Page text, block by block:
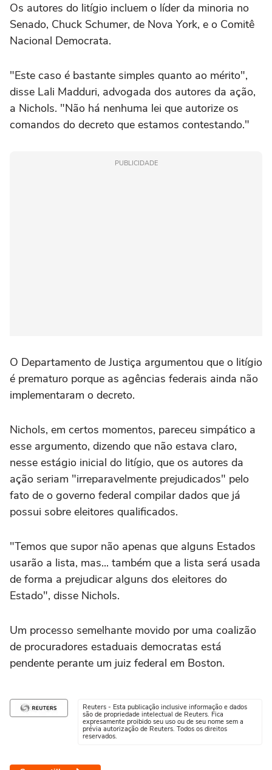
Os autores do litígio incluem o líder da minoria no
Senado, Chuck Schumer, de Nova York, e o Comitê
Nacional Democrata.
"Este caso é bastante simples ‌quanto ao mérito",
disse Lali Madduri, advogada dos autores da ação,
a Nichols. "Não há nenhuma lei que autorize os
comandos do decreto que ⁠estamos contestando."
PUBLICIDADE
O Departamento de Justiça argumentou que o litígio
é prematuro porque as agências federais ainda não
implementaram o decreto.
Nichols, em certos momentos, pareceu simpático a
esse argumento, dizendo que não estava claro,
nesse estágio inicial do litígio, que os autores da
ação seriam "irreparavelmente prejudicados" pelo
fato de o governo federal compilar dados que já
possui sobre eleitores qualificados.
"Temos que supor não apenas que alguns Estados
usarão a lista, mas... também que a lista será usada
de forma a prejudicar alguns dos eleitores do
Estado", disse Nichols.
Um processo semelhante movido por uma coalizão
de procuradores estaduais democratas está
pendente perante um juiz federal em Boston.
Reuters - Esta publicação inclusive informação e dados
são de propriedade intelectual de Reuters. Fica
expresamente proibido seu uso ou de seu nome sem a
prévia autorização de Reuters. Todos os direitos
reservados.